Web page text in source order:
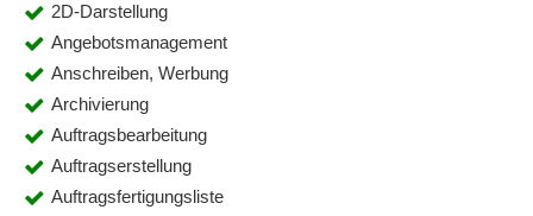
2D-Darstellung
Angebotsmanagement
Anschreiben, Werbung
Archivierung
Auftragsbearbeitung
Auftragserstellung
Auftragsfertigungsliste